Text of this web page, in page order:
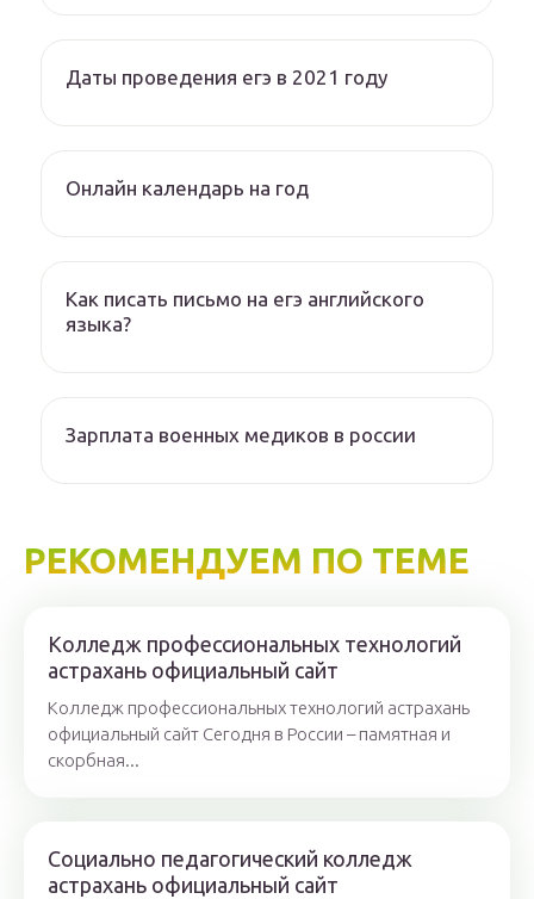
Даты проведения егэ в 2021 году
Онлайн календарь на год
Как писать письмо на егэ английского
языка?
Зарплата военных медиков в россии
РЕКОМЕНДУЕМ ПО ТЕМЕ
Колледж профессиональных технологий
астрахань официальный сайт
Колледж профессиональных технологий астрахань
официальный сайт Сегодня в России – памятная и
скорбная...
Социально педагогический колледж
астрахань официальный сайт